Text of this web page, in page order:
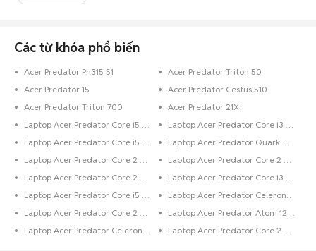
Minh
Acer Predator cũ Hà Nội 14,4 triệu - 17,6 triệu
Top 2 khoảng giá có nhiều tin mua bán laptop Acer Predator nhất
Laptop Acer Predator giá trên 25 triệu: 7 sản phẩm
Laptop Acer Predator giá 20 - 25 triệu: 5 sản phẩm
Lưu ý:Mức giá dựa trên các tin đăng tại Chợ Tốt, chỉ mang tính chất tham
thoả thuận khi mua bán.
Chợ Tốt - Nơi mua bán laptop Acer Predator cũ giá tốt nhất!
Các từ khóa phổ biến
Acer Predator Ph315 51
Acer Predator Triton 50
Acer Predator 15
Acer Predator Cestus 510
Acer Predator Triton 700
Acer Predator 21X
Laptop Acer Predator Core i5 500 GB
Laptop Acer Predator Core i3 750 GB
Laptop Acer Predator Core i5 256 GB
Laptop Acer Predator Quark Dưới 128 GB
Laptop Acer Predator Core 2 Quad 500 GB
Laptop Acer Predator Core 2 Quad Dưới 128 GB
Laptop Acer Predator Core 2 Duo 320 GB
Laptop Acer Predator Core i3 256 GB
Laptop Acer Predator Core i5 320 GB
Laptop Acer Predator Celeron 250 GB
Laptop Acer Predator Core 2 Quad 320 GB
Laptop Acer Predator Atom 128 GB
Laptop Acer Predator Celeron 320 GB
Laptop Acer Predator Core 2 Duo 128 GB